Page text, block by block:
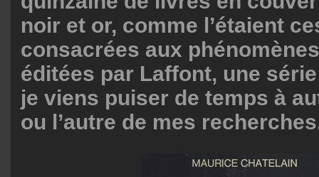
noir et or, comme l’étaient
consacrées aux
éditées par Laffont, une
je viens puiser de temps à
ou l’autre de mes